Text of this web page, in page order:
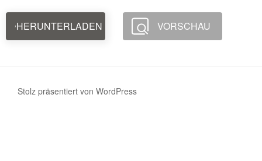
HERUNTERLADEN VORSCHAU
Stolz präsentiert von WordPress